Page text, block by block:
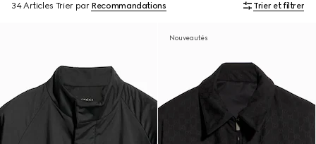
34 Articles Trier par Recommandations Trier et filtrer
Nouveautés